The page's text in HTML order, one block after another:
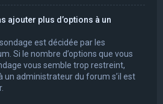
ajouter plus d’options à un
est décidée par les
Si le nombre d’options que vous
vous semble trop restreint,
un administrateur du forum s’il est